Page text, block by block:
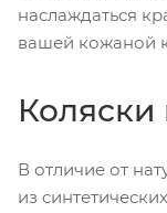
наслаждаться
вашей кожаной
Коляски
В отличие от
из